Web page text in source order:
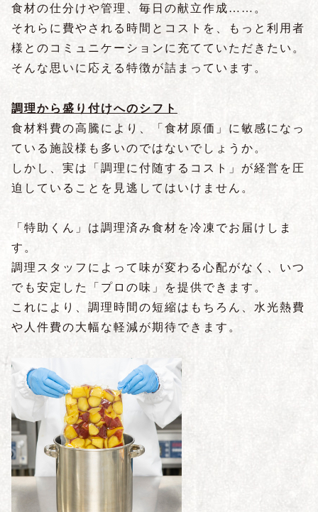
食材の仕分けや管理、毎日の献立作成……。
それらに費やされる時間とコストを、もっと利用者
様とのコミュニケーションに充てていただきたい。
そんな思いに応える特徴が詰まっています。
調理から盛り付けへのシフト
食材料費の高騰により、「食材原価」に敏感になっ
ている施設様も多いのではないでしょうか。
しかし、実は「調理に付随するコスト」が経営を圧
迫していることを見逃してはいけません。
「特助くん」は調理済み食材を冷凍でお届けしま
す。
調理スタッフによって味が変わる心配がなく、いつ
でも安定した「プロの味」を提供できます。
これにより、調理時間の短縮はもちろん、水光熱費
や人件費の大幅な軽減が期待できます。